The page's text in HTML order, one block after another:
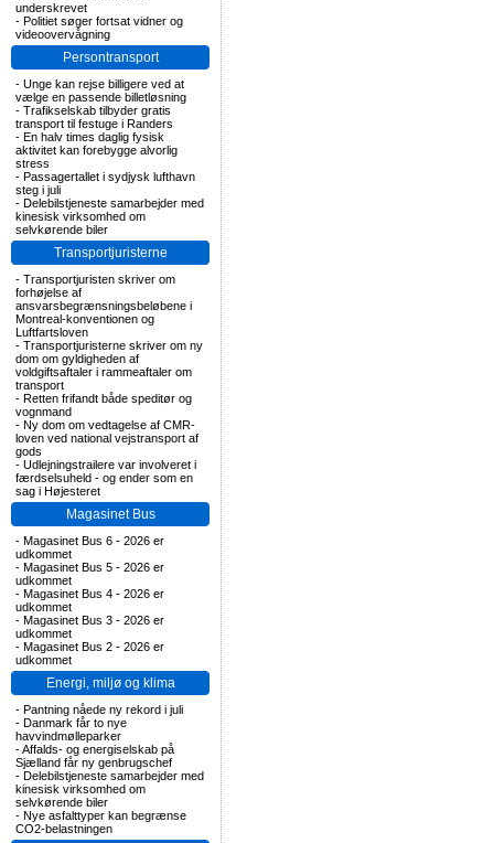
underskrevet
- Politiet søger fortsat vidner og
videoovervågning
Persontransport
- Unge kan rejse billigere ved at
vælge en passende billetløsning
- Trafikselskab tilbyder gratis
transport til festuge i Randers
- En halv times daglig fysisk
aktivitet kan forebygge alvorlig
stress
- Passagertallet i sydjysk lufthavn
steg i juli
- Delebilstjeneste samarbejder med
kinesisk virksomhed om
selvkørende biler
Transportjuristerne
- Transportjuristen skriver om
forhøjelse af
ansvarsbegrænsningsbeløbene i
Montreal-konventionen og
Luftfartsloven
- Transportjuristerne skriver om ny
dom om gyldigheden af
voldgiftsaftaler i rammeaftaler om
transport
- Retten frifandt både speditør og
vognmand
- Ny dom om vedtagelse af CMR-
loven ved national vejstransport af
gods
- Udlejningstrailere var involveret i
færdselsuheld - og ender som en
sag i Højesteret
Magasinet Bus
- Magasinet Bus 6 - 2026 er
udkommet
- Magasinet Bus 5 - 2026 er
udkommet
- Magasinet Bus 4 - 2026 er
udkommet
- Magasinet Bus 3 - 2026 er
udkommet
- Magasinet Bus 2 - 2026 er
udkommet
Energi, miljø og klima
- Pantning nåede ny rekord i juli
- Danmark får to nye
havvindmølleparker
-Affalds- og energiselskab på
Sjælland får ny genbrugschef
- Delebilstjeneste samarbejder med
kinesisk virksomhed om
selvkørende biler
- Nye asfalttyper kan begrænse
CO2-belastningen